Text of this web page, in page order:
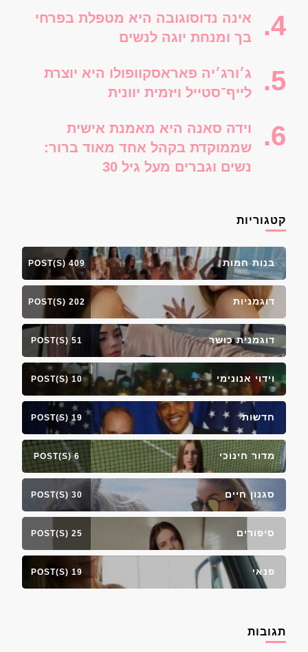
אינה נדוסוגובה היא מטפלת בפרחי
בך ומנחת יוגה לנשים
ג׳ורג׳יה פאראסקוופולו היא יוצרת
לייף־סטייל ויזמית יוונית
וידה סאנה היא מאמנת אישית
שממוקדת בקהל אחד מאוד ברור:
נשים וגברים מעל גיל 30
קטגוריות
בנות חמות 409 POST(S)
דוגמניות 202 POST(S)
דוגמנית כושר 51 POST(S)
וידוי אנונימי 10 POST(S)
חדשות 19 POST(S)
מדור חינוכי 6 POST(S)
סגנון חיים 30 POST(S)
סיפורים 25 POST(S)
פנאי 19 POST(S)
תגובות